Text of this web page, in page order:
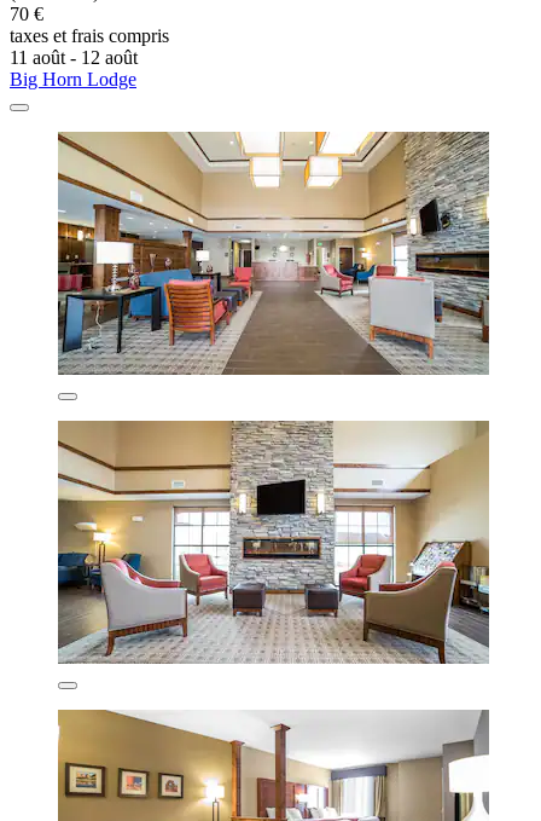
70 €
taxes et frais compris
11 août - 12 août
Big Horn Lodge